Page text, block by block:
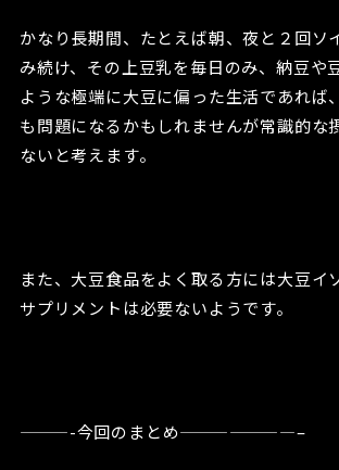
かなり長期間、たとえば朝、夜と２回ソ
み続け、その上豆乳を毎日のみ、納豆や
ような極端に大豆に偏った生活であれば
も問題になるかもしれませんが常識的な
ないと考えます。
また、大豆食品をよく取る方には大豆イ
サプリメントは必要ないようです。
———-今回のまとめ———————–